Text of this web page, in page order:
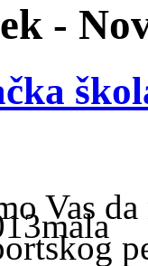
-
Vas